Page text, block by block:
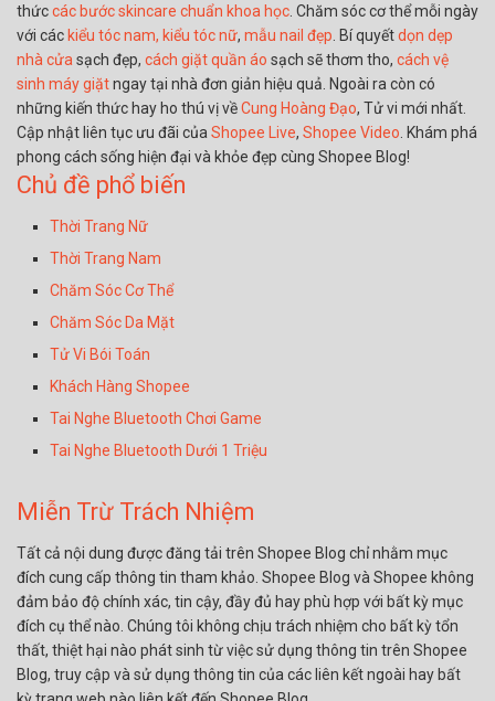
thứccác bước skincare chuẩn khoa học . Chăm sóc cơ thể mỗi ngày
với các kiểu tóc nam, kiểu tóc nữ, mẫu nail đẹp . Bí quyếtdọn dẹp
nhà cửa sạch đẹp, cách giặt quần áo sạch sẽ thơm tho, cách vệ
sinh máy giặtngay tại nhà đơn giản hiệu quả. Ngoài ra còn có
những kiến thức hay ho thú vị vềCung Hoàng Đạo, Tử vi mới nhất.
Cập nhật liên tục ưu đãi của Shopee Live, Shopee Video . Khám phá
phong cách sống hiện đại và khỏe đẹp cùng Shopee Blog!
Chủ đề phổ biến
Thời Trang Nữ
Thời Trang Nam
Chăm Sóc Cơ Thể
Chăm Sóc Da Mặt
Tử Vi Bói Toán
Khách Hàng Shopee
Tai Nghe Bluetooth Chơi Game
Tai Nghe Bluetooth Dưới 1 Triệu
Miễn Trừ Trách Nhiệm
Tất cả nội dung được đăng tải trên Shopee Blog chỉ nhằm mục
đích cung cấp thông tin tham khảo. Shopee Blog và Shopee không
đảm bảo độ chính xác, tin cậy, đầy đủ hay phù hợp với bất kỳ mục
đích cụ thể nào. Chúng tôi không chịu trách nhiệm cho bất kỳ tổn
thất, thiệt hại nào phát sinh từ việc sử dụng thông tin trên Shopee
Blog, truy cập và sử dụng thông tin của các liên kết ngoài hay bất